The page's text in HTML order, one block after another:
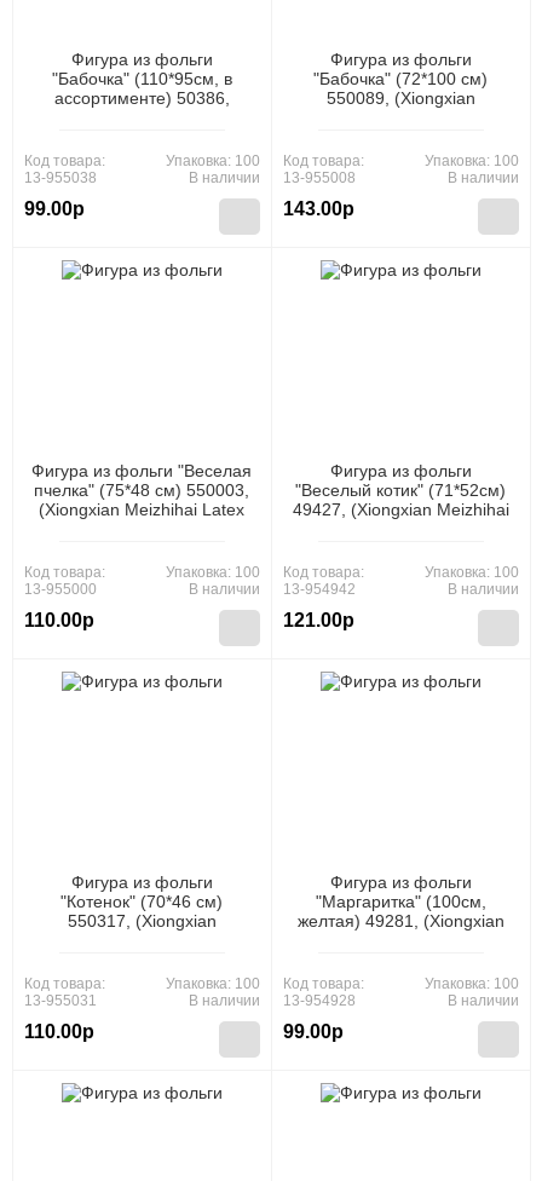
Фигура из фольги
"Бабочка" (110*95см, в
ассортименте) 50386,
Код товара:
13-955038
99.00р
Упаковка: 100
В наличии
Фигура из фольги
"Бабочка" (72*100 см)
550089, (Xiongxian
Код товара:
13-955008
143.00р
Упаковка: 100
В наличии
Фигура из фольги "Веселая
пчелка" (75*48 см) 550003,
(Xiongxian Meizhihai Latex
Код товара:
13-955000
110.00р
Упаковка: 100
В наличии
Фигура из фольги
"Веселый котик" (71*52см)
49427, (Xiongxian Meizhihai
Код товара:
13-954942
121.00р
Упаковка: 100
В наличии
Фигура из фольги
"Котенок" (70*46 см)
550317, (Xiongxian
Код товара:
13-955031
110.00р
Упаковка: 100
В наличии
Фигура из фольги
"Маргаритка" (100см,
желтая) 49281, (Xiongxian
Код товара:
13-954928
99.00р
Упаковка: 100
В наличии